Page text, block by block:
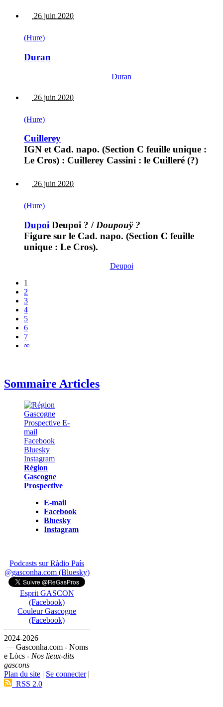
26 juin 2020
(Hure)
Duran
Duran
26 juin 2020
(Hure)
Cuillerey
IGN et Cad. napo. (Section C feuille unique :
Le Cros) : Cuillerey Cassini : le Cuilleré (?)
26 juin 2020
(Hure)
Dupoi Deupoi ? / Doupouÿ ?
Figure sur le Cad. napo. (Section C feuille
unique : Le Cros).
Deupoi
1
2
3
4
5
6
7
∞
Sommaire Articles
Région
Gascogne
Prospective
E-mail
Facebook
Bluesky
Instagram
Podcasts sur Ràdio País
@gasconha.com (Bluesky)
Esprit GASCON
(Facebook)
Couleur Gascogne
(Facebook)
2024-2026
— Gasconha.com - Noms
e Lòcs - Nos lieux-dits
gascons
Plan du site | Se connecter|
RSS 2.0